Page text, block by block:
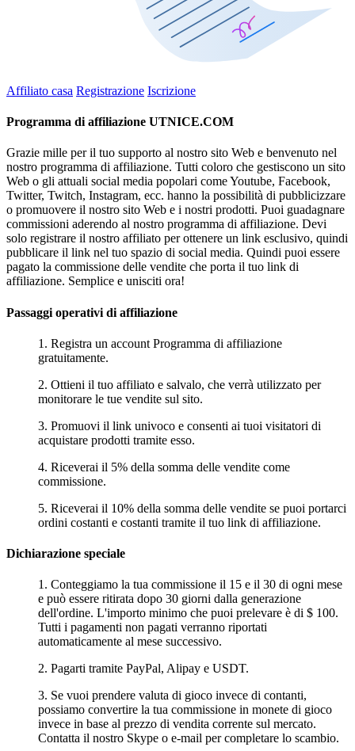
Affiliato casa Registrazione Iscrizione
Programma di affiliazione UTNICE.COM
Grazie mille per il tuo supporto al nostro sito Web e benvenuto nel
nostro programma di affiliazione. Tutti coloro che gestiscono un sito
Web o gli attuali social media popolari come Youtube, Facebook,
Twitter, Twitch, Instagram, ecc. hanno la possibilità di pubblicizzare
o promuovere il nostro sito Web e i nostri prodotti. Puoi guadagnare
commissioni aderendo al nostro programma di affiliazione. Devi
solo registrare il nostro affiliato per ottenere un link esclusivo, quindi
pubblicare il link nel tuo spazio di social media. Quindi puoi essere
pagato la commissione delle vendite che porta il tuo link di
affiliazione. Semplice e unisciti ora!
Passaggi operativi di affiliazione
1. Registra un account Programma di affiliazione
gratuitamente.
2. Ottieni il tuo affiliato e salvalo, che verrà utilizzato per
monitorare le tue vendite sul sito.
3. Promuovi il link univoco e consenti ai tuoi visitatori di
acquistare prodotti tramite esso.
4. Riceverai il 5% della somma delle vendite come
commissione.
5. Riceverai il 10% della somma delle vendite se puoi portarci
ordini costanti e costanti tramite il tuo link di affiliazione.
Dichiarazione speciale
1. Conteggiamo la tua commissione il 15 e il 30 di ogni mese
e può essere ritirata dopo 30 giorni dalla generazione
dell'ordine. L'importo minimo che puoi prelevare è di $ 100.
Tutti i pagamenti non pagati verranno riportati
automaticamente al mese successivo.
2. Pagarti tramite PayPal, Alipay e USDT.
3. Se vuoi prendere valuta di gioco invece di contanti,
possiamo convertire la tua commissione in monete di gioco
invece in base al prezzo di vendita corrente sul mercato.
Contatta il nostro Skype o e-mail per completare lo scambio.